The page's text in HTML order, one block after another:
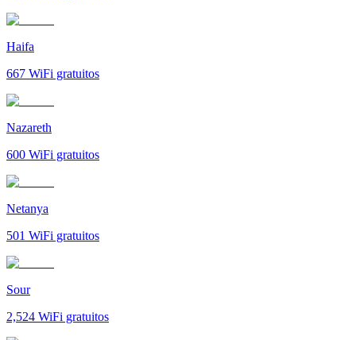
Haifa
667 WiFi gratuitos
Nazareth
600 WiFi gratuitos
Netanya
501 WiFi gratuitos
Sour
2,524 WiFi gratuitos